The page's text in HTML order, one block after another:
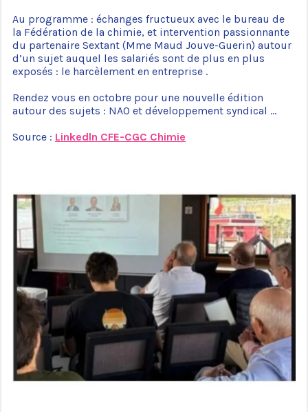
Au programme : échanges fructueux avec le bureau de
la Fédération de la chimie, et intervention passionnante
du partenaire Sextant (Mme Maud Jouve-Guerin) autour
d’un sujet auquel les salariés sont de plus en plus
exposés : le harcèlement en entreprise .
Rendez vous en octobre pour une nouvelle édition
autour des sujets : NAO et développement syndical …
Source : Linkedln CFE-CGC Chimie